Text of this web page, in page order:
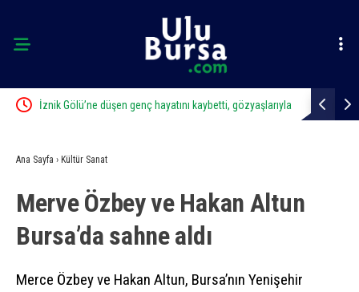
İznik Gölü’ne düşen genç hayatını kaybetti, gözyaşlarıyla Uludağ’da
Ana Sayfa › Kültür Sanat
Merve Özbey ve Hakan Altun
Bursa’da sahne aldı
Merce Özbey ve Hakan Altun, Bursa’nın Yenişehir